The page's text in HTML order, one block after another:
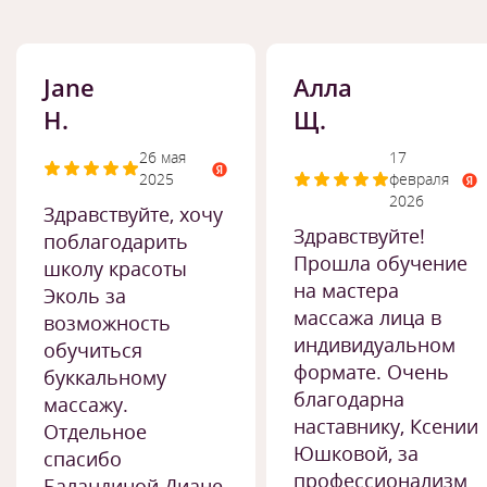
Jane
H.
26 мая
2025
Здравствуйте, хочу
поблагодарить
школу красоты
Эколь за
возможность
обучиться
буккальному
массажу.
Отдельное
спасибо
Алла
Щ.
17
февраля
2026
Здравствуйте!
Прошла обучение
на мастера
массажа лица в
индивидуальном
формате. Очень
благодарна
наставнику, Ксении
Юшковой, за
профессионализм